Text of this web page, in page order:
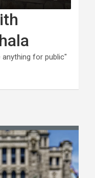
for public"